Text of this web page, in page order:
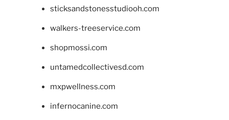
sticksandstonesstudiooh.com
walkers-treeservice.com
shopmossi.com
untamedcollectivesd.com
mxpwellness.com
infernocanine.com